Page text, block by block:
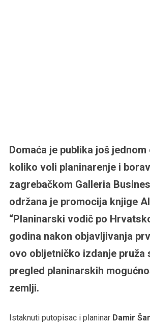
Domaća je publika još
koliko voli planinarenje i
zagrebačkom Galleria
održana je promocija knjige
“Planinarski vodič po
godina nakon objavljivanja
ovo obljetničko izdanje pruža
pregled planinarskih
zemlji.
Istaknuti putopisac i planinar Damir